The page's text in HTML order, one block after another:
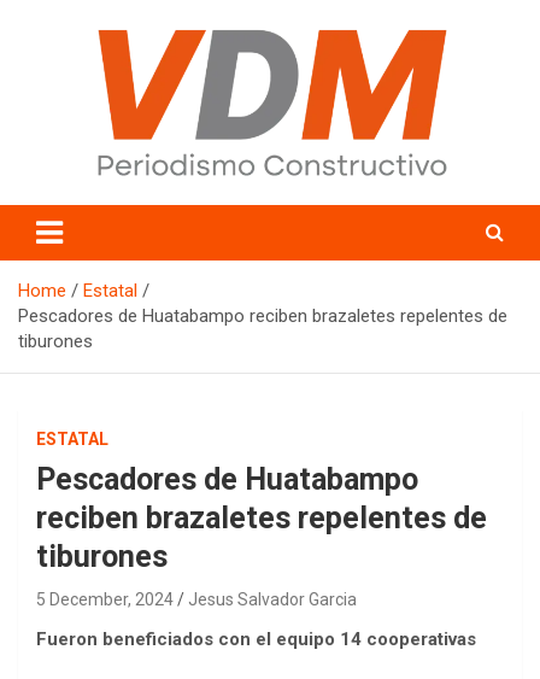
valledelmayo.com
Home
Estatal
Pescadores de Huatabampo reciben brazaletes repelentes de
tiburones
ESTATAL
Pescadores de Huatabampo
reciben brazaletes repelentes de
tiburones
5 December, 2024 Jesus Salvador Garcia
Fueron beneficiados con el equipo 14 cooperativas